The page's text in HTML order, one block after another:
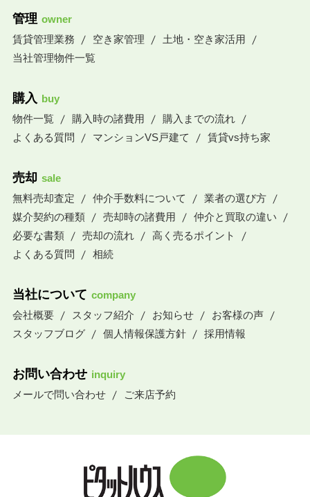
管理 owner
賃貸管理業務
空き家管理
土地・空き家活用
当社管理物件一覧
購入 buy
物件一覧
購入時の諸費用
購入までの流れ
よくある質問
マンションVS戸建て 賃貸vs持ち家
売却 sale
無料売却査定
仲介手数料について
業者の選び方
媒介契約の種類
売却時の諸費用
仲介と買取の違い
必要な書類
売却の流れ
高く売るポイント
よくある質問
相続
当社について company
会社概要
スタッフ紹介 お知らせ
お客様の声
スタッフブログ
個人情報保護方針 採用情報
お問い合わせ inquiry
メールで問い合わせ
ご来店予約